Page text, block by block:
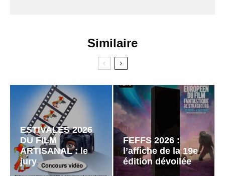
Similaire
ESTIVALES 2026
DU FILM
ARTISANAL : le
jury
FEFFS 2026 :
l’affiche de la 19e
édition dévoilée